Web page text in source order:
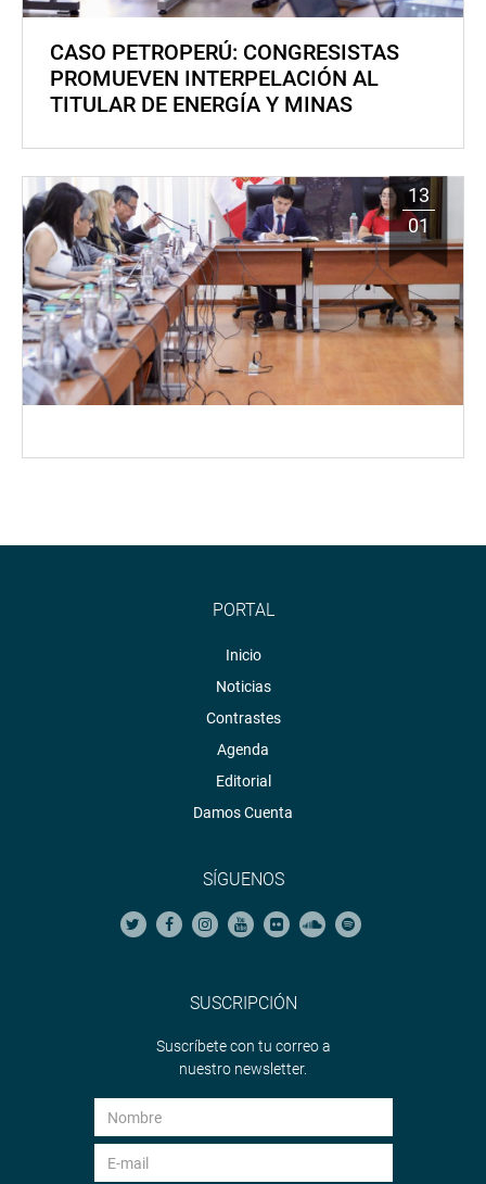
CASO PETROPERÚ: CONGRESISTAS
PROMUEVEN INTERPELACIÓN AL
TITULAR DE ENERGÍA Y MINAS
13
01
PORTAL
Inicio
Noticias
Contrastes
Agenda
Editorial
Damos Cuenta
SÍGUENOS
SUSCRIPCIÓN
Suscríbete con tu correo a
nuestro newsletter.